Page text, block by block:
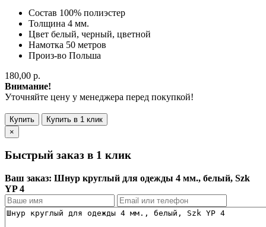
Состав 100% полиэстер
Толщина 4 мм.
Цвет белый, черный, цветной
Намотка 50 метров
Произ-во Польша
180,00 р.
Внимание!
Уточняйте цену у менеджера перед покупкой!
Купить
Купить в 1 клик
×
Быстрый заказ в 1 клик
Ваш заказ: Шнур круглый для одежды 4 мм., белый, Szk
YP 4